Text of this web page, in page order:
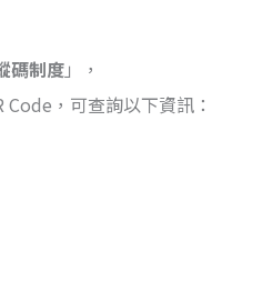
碼制度」，
，可查詢以下資訊：